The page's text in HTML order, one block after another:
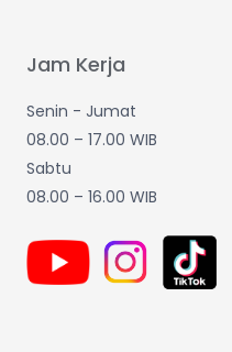
Jam Kerja
Senin - Jumat
08.00 – 17.00 WIB
Sabtu
08.00 – 16.00 WIB